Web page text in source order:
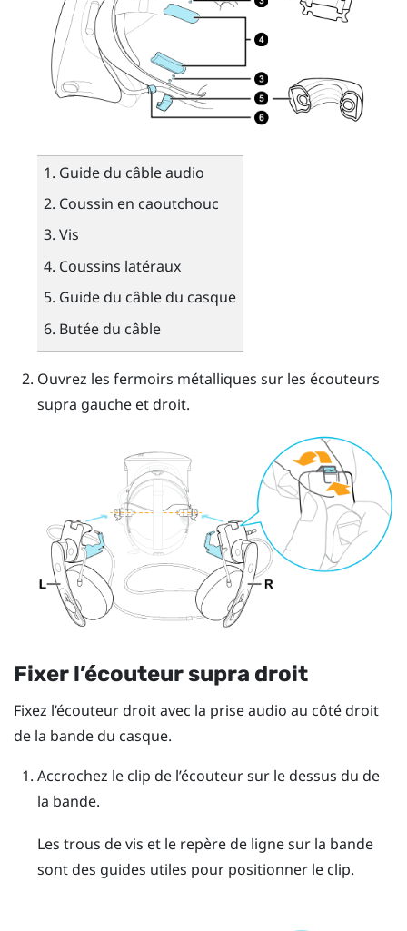
Guide du câble audio
Coussin en caoutchouc
Vis
Coussins latéraux
Guide du câble du casque
Butée du câble
Ouvrez les fermoirs métalliques sur les écouteurs
supra gauche et droit.
Fixer l’écouteur supra droit
Fixez l’écouteur droit avec la prise audio au côté droit
de la bande du casque.
Accrochez le clip de l’écouteur sur le dessus du de
la bande.
Les trous de vis et le repère de ligne sur la bande
sont des guides utiles pour positionner le clip.